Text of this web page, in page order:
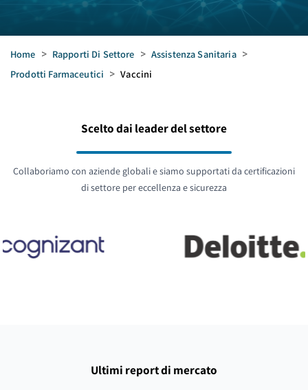
Home > Rapporti Di Settore > Assistenza Sanitaria >
Prodotti Farmaceutici > Vaccini
Scelto dai leader del settore
Collaboriamo con aziende globali e siamo supportati da certificazioni
di settore per eccellenza e sicurezza
Ultimi report di mercato